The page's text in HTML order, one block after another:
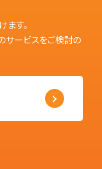
す。
サービスをご検討の